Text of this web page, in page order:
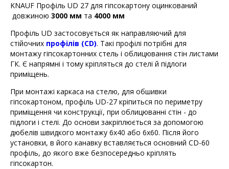
KNAUF Профіль UD 27 для гіпсокартону оцинкований
довжиною 3000 мм та 4000 мм
Профіль UD застосовується як направляючий для
стійочних профілів (СD). Такі профілі потрібні для
монтажу гіпсокартонних стель і облицювання стін листами
ГК. Є напрямні і тому кріпляться до стелі й підлоги
приміщень.
При монтажі каркаса на стелю, для обшивки
гіпсокартоном, профіль UD-27 кріпиться по периметру
приміщення чи конструкції, при облицюванні стін - до
підлоги і стелі. До основи закріплюється за допомогою
дюбелів швидкого монтажу 6х40 або 6х60. Після його
установки, в його канавку вставляється основний CD-60
профіль, до якого вже безпосередньо кріплять
гіпсокартон.